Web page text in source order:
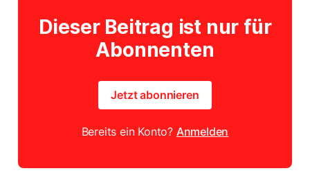
Dieser Beitrag ist nur für
Abonnenten
Jetzt abonnieren
Bereits ein Konto? Anmelden